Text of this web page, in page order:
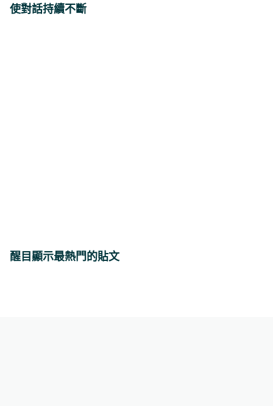
使對話持續不斷
醒目顯示最熱門的貼文